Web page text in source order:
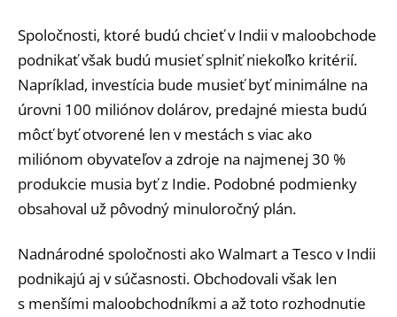
Spoločnosti, ktoré budú chcieť v Indii v maloobchode
podnikať však budú musieť splniť niekoľko kritérií.
Napríklad, investícia bude musieť byť minimálne na
úrovni 100 miliónov dolárov, predajné miesta budú
môcť byť otvorené len v mestách s viac ako
miliónom obyvateľov a zdroje na najmenej 30 %
produkcie musia byť z Indie. Podobné podmienky
obsahoval už pôvodný minuloročný plán.
Nadnárodné spoločnosti ako Walmart a Tesco v Indii
podnikajú aj v súčasnosti. Obchodovali však len
s menšími maloobchodníkmi a až toto rozhodnutie